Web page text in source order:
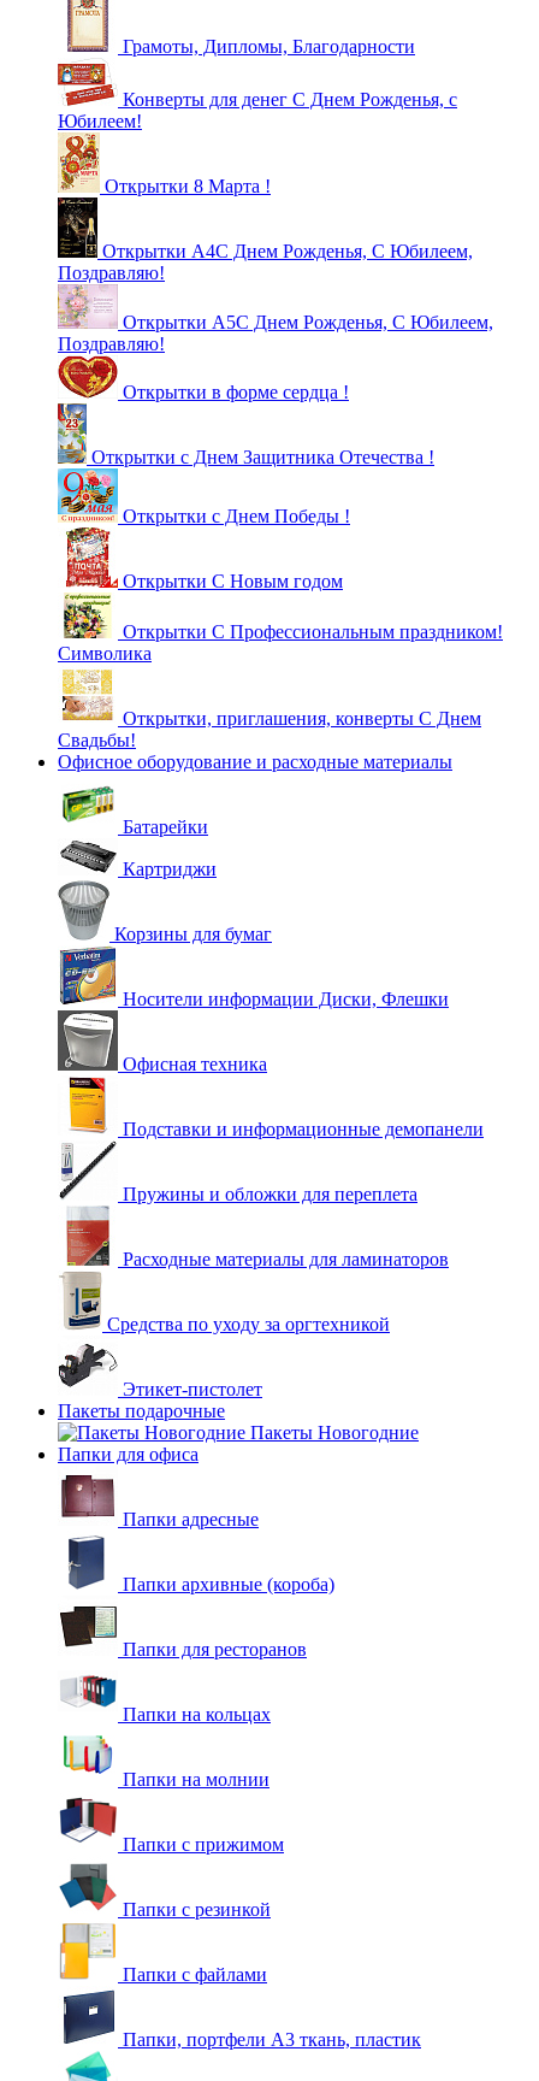
Грамоты, Дипломы, Благодарности
Конверты для денег С Днем Рожденья, с
Юбилеем!
Открытки 8 Марта !
Открытки А4С Днем Рожденья, С Юбилеем,
Поздравляю!
Открытки А5С Днем Рожденья, С Юбилеем,
Поздравляю!
Открытки в форме сердца !
Открытки с Днем Защитника Отечества !
Открытки с Днем Победы !
Открытки С Новым годом
Открытки С Профессиональным праздником!
Символика
Открытки, приглашения, конверты С Днем
Свадьбы!
Офисное оборудование и расходные материалы
Батарейки
Картриджи
Корзины для бумаг
Носители информации Диски, Флешки
Офисная техника
Подставки и информационные демопанели
Пружины и обложки для переплета
Расходные материалы для ламинаторов
Средства по уходу за оргтехникой
Этикет-пистолет
Пакеты подарочные
Пакеты Новогодние
Папки для офиса
Папки адресные
Папки архивные (короба)
Папки для ресторанов
Папки на кольцах
Папки на молнии
Папки с прижимом
Папки с резинкой
Папки с файлами
Папки, портфели А3 ткань, пластик